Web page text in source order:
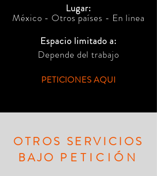
Lugar:
México - Otros países - En linea
Espacio limitado a:
Depende del trabajo
PETICIONES AQUI
OTROS SERVICIOS
BAJO PETICIÓN